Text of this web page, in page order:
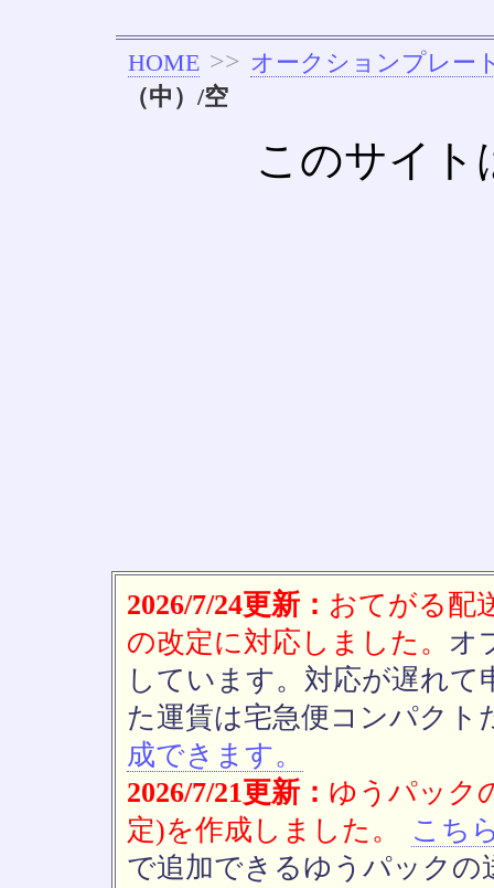
HOME >> オークションプレー
（中）/空
このサイト
2026/7/24更新： おてがる配
の改定に対応しました。 オ
しています。対応が遅れ
た運賃は宅急便コンパクト
成できます。
2026/7/21更新： ゆうパック
定)を作成しました。
こち
で追加できるゆうパックの